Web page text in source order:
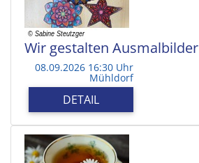
Wir gestalten Ausmalbilder
08.09.2026 16:30 Uhr
Mühldorf
DETAIL